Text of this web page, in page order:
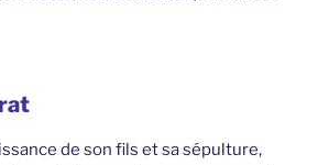
de son fils et sa sépulture,